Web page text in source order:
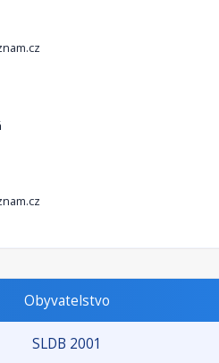
Obyvatelstvo
SLDB 2001